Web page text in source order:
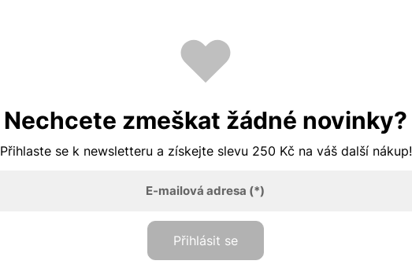
Nechcete zmeškat žádné novinky?
Přihlaste se k newsletteru a získejte slevu 250 Kč na váš další nákup!
E-mailová adresa (*)
Přihlásit se